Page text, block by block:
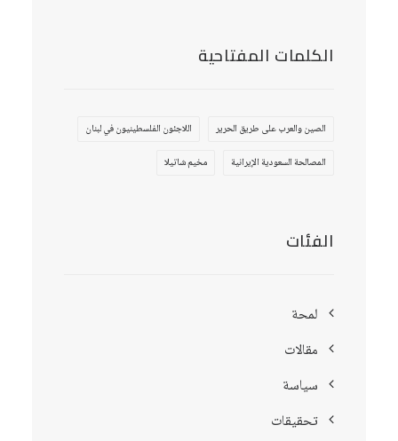
الكلمات المفتاحية
الصين والعرب على طريق الحرير
اللاجئون الفلسطينيون في لبنان
المصالحة السعودية الإيرانية
مخيم شاتيلا
الفئات
لمحة
مقالات
سياسة
تحقيقات